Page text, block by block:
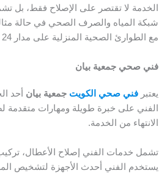
الخدمة لا تقتصر على الإصلاح فقط، بل
شبكة المياه والصرف الصحي في حالة
مع الطوارئ الصحية المنزلية على مدار 24 ساعة، مما يوفر راحة البال للعملاء ويضمن استمرارية العمل دون أي توقف.
فني صحي جمعية بيان
يعتبرفني صحي الكويت جمعية بيان أحد
الفني على خبرة طويلة ومهارات متقدمة
الانتهاء من الخدمة.
تشمل خدمات الفني إصلاح الأعطال،
يستخدم الفني أحدث الأجهزة لتشخيص